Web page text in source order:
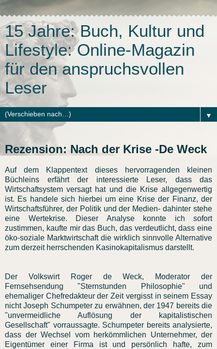
15 Jahre: Buch, Kultur und
Lifestyle: Online-Magazin
für den anspruchsvollen
Leser
▼
Rezension: Nach der Krise -De Weck
Auf dem Klappentext dieses hervorragenden kleinen
Büchleins erfährt der interessierte Leser, dass das
Wirtschaftsystem versagt hat und die Krise allgegenwertig
ist. Es handele sich hierbei um eine Krise der Finanz, der
Wirtschaftsführer, der Politik und der Medien- dahinter stehe
eine Wertekrise. Dieser Analyse konnte ich sofort
zustimmen, kaufte mir das Buch, das verdeutlicht, dass eine
öko-soziale Marktwirtschaft die wirklich sinnvolle Alternative
zum derzeit herrschenden Kasinokapitalismus darstellt.
Der Volkswirt Roger de Weck, Moderator der
Fernsehsendung "Sternstunden Philosophie" und
ehemaliger Chefredakteur der Zeit vergisst in seinem Essay
nicht Joseph Schumpeter zu erwähnen, der 1947 bereits die
"unvermeidliche Auflösung der kapitalistischen
Gesellschaft" vorraussagte. Schumpeter bereits analysierte,
dass der Wechsel vom herkömmlichen Unternehmer, der
Eigentümer einer Firma ist und persönlich hafte, zum